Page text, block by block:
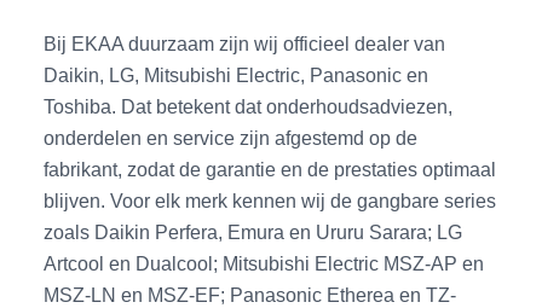
Bij EKAA duurzaam zijn wij officieel dealer van
Daikin, LG, Mitsubishi Electric, Panasonic en
Toshiba. Dat betekent dat onderhoudsadviezen,
onderdelen en service zijn afgestemd op de
fabrikant, zodat de garantie en de prestaties optimaal
blijven. Voor elk merk kennen wij de gangbare series
zoals Daikin Perfera, Emura en Ururu Sarara; LG
Artcool en Dualcool; Mitsubishi Electric MSZ-AP en
MSZ-LN en MSZ-EF; Panasonic Etherea en TZ-